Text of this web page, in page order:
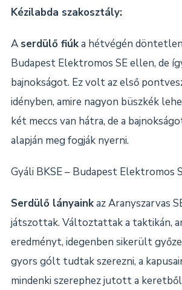
Kézilabda szakosztály:
A serdülő fiúka hétvégén
Budapest Elektromos SE ellen, de
bajnokságot. Ez volt az első
idényben, amire nagyon büszkék
két meccs van hátra, de a
alapján meg fogják nyerni.
Gyáli BKSE – Budapest Elektromos
Serdülő lányainkaz Aranyszarvas
játszottak. Változtattak a taktikán,
eredményt, idegenben sikerült
gyors gólt tudtak szerezni, a
mindenki szerephez jutott a